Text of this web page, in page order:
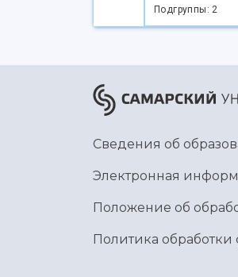
Подгруппы: 2
Сведения об
Электронная
Положение об
Политика обработки